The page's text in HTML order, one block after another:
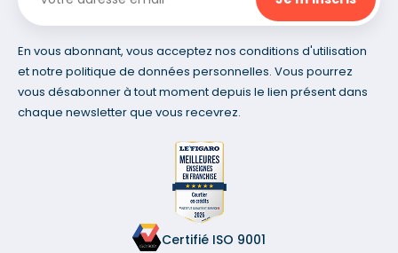
En vous abonnant, vous acceptez nos conditions d'utilisation
et notre politique de données personnelles. Vous pourrez
vous désabonner à tout moment depuis le lien présent dans
chaque newsletter que vous recevrez.
Certifié ISO 9001